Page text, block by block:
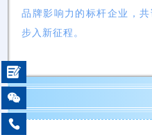
品牌影响力的标杆企业，
步入新征程。


